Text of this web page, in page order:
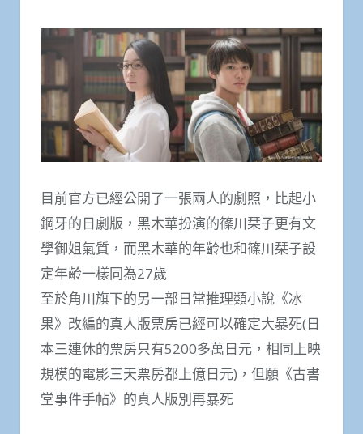
目前官方已經公開了一張兩人的劇照，比起小
鋼牙的日劇版，黑木華扮演的篠川栞子更有文
學御姐氣質，而黑木華的年齡也和篠川栞子設
定年齡一樣同為27歲
至於角川旗下的另一部日常推理類小說《冰
果》改編的真人版票房已經可以確定大暴死(日
本三連休的票房只有5200多萬日元，相同上映
規模的電影三天票房都上億日元)，但願《古書
堂事件手帖》的真人版別再暴死